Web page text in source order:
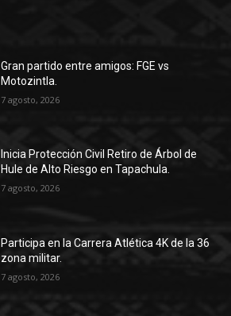
Gran partido entre amigos: FGE vs
Motozintla.
7 agosto, 2026
Inicia Protección Civil Retiro de Árbol de
Hule de Alto Riesgo en Tapachula.
7 agosto, 2026
Participa en la Carrera Atlética 4K de la 36
zona militar.
7 agosto, 2026